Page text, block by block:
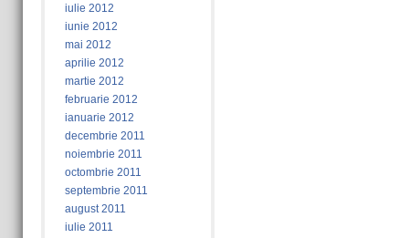
iulie 2012
iunie 2012
mai 2012
aprilie 2012
martie 2012
februarie 2012
ianuarie 2012
decembrie 2011
noiembrie 2011
octombrie 2011
septembrie 2011
august 2011
iulie 2011